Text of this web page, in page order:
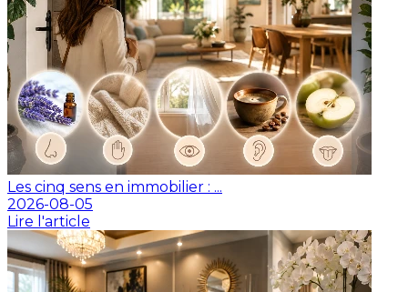
Les cinq sens en immobilier : ...
2026-08-05
Lire l'article